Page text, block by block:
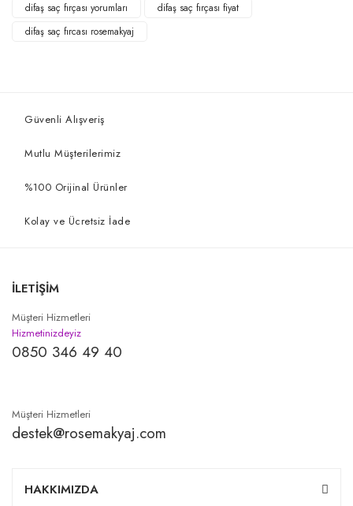
difaş saç fırçası yorumları
difaş saç fırçası fiyat
difaş saç fırcası rosemakyaj
Güvenli Alışveriş
Mutlu Müşterilerimiz
%100 Orijinal Ürünler
Kolay ve Ücretsiz İade
İLETİŞİM
Müşteri Hizmetleri
Hizmetinizdeyiz
0850 346 49 40
Müşteri Hizmetleri
destek@rosemakyaj.com
HAKKIMIZDA